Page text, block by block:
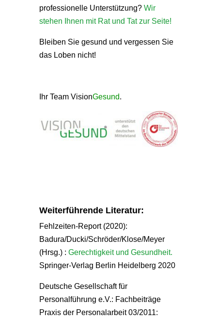
professionelle Unterstützung? Wir
stehen Ihnen mit Rat und Tat zur Seite!
Bleiben Sie gesund und vergessen Sie
das Loben nicht!
Ihr Team VisionGesund.
Weiterführende Literatur:
Fehlzeiten-Report (2020):
Badura/Ducki/Schröder/Klose/Meyer
(Hrsg.) : Gerechtigkeit und Gesundheit.
Springer-Verlag Berlin Heidelberg 2020
Deutsche Gesellschaft für
Personalführung e.V.: Fachbeiträge
Praxis der Personalarbeit 03/2011: